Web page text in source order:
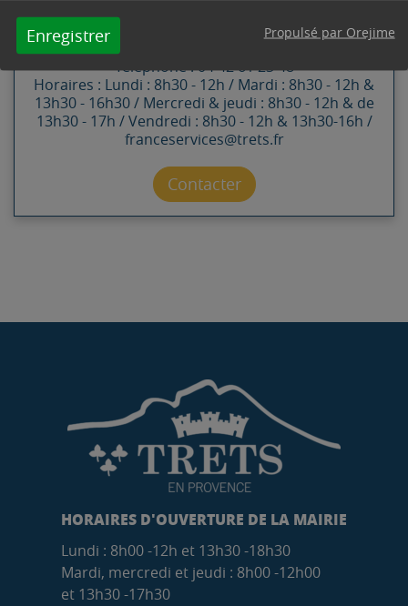
Enregistrer Propulsé par Orejime
Pôle Solidarité -
Télephone : 04 42 61 23 48
Horaires : Lundi : 8h30 - 12h / Mardi : 8h30 - 12h &
13h30 - 16h30 / Mercredi & jeudi : 8h30 - 12h & de
13h30 - 17h / Vendredi : 8h30 - 12h & 13h30-16h /
franceservices@trets.fr
Contacter par mail
Contacter
HORAIRES D'OUVERTURE DE LA MAIRIE
Lundi : 8h00 -12h et 13h30 -18h30
Mardi, mercredi et jeudi : 8h00 -12h00
et 13h30 -17h30